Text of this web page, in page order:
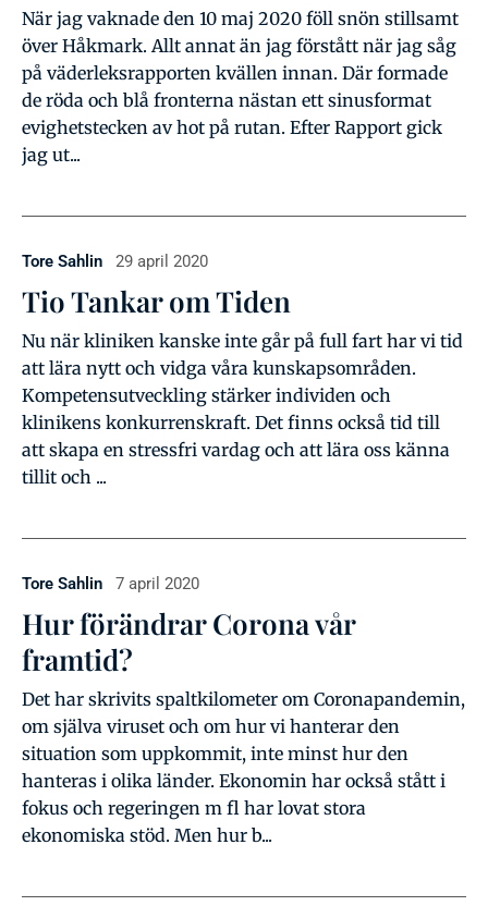
När jag vaknade den 10 maj 2020 föll snön stillsamt
över Håkmark. Allt annat än jag förstått när jag såg
på väderleksrapporten kvällen innan. Där formade
de röda och blå fronterna nästan ett sinusformat
evighetstecken av hot på rutan. Efter Rapport gick
jag ut...
Tore Sahlin 29 april 2020
Tio Tankar om Tiden
Nu när kliniken kanske inte går på full fart har vi tid
att lära nytt och vidga våra kunskapsområden.
Kompetensutveckling stärker individen och
klinikens konkurrenskraft. Det finns också tid till
att skapa en stressfri vardag och att lära oss känna
tillit och ...
Tore Sahlin 7 april 2020
Hur förändrar Corona vår
framtid?
Det har skrivits spaltkilometer om Coronapandemin,
om själva viruset och om hur vi hanterar den
situation som uppkommit, inte minst hur den
hanteras i olika länder. Ekonomin har också stått i
fokus och regeringen m fl har lovat stora
ekonomiska stöd. Men hur b...